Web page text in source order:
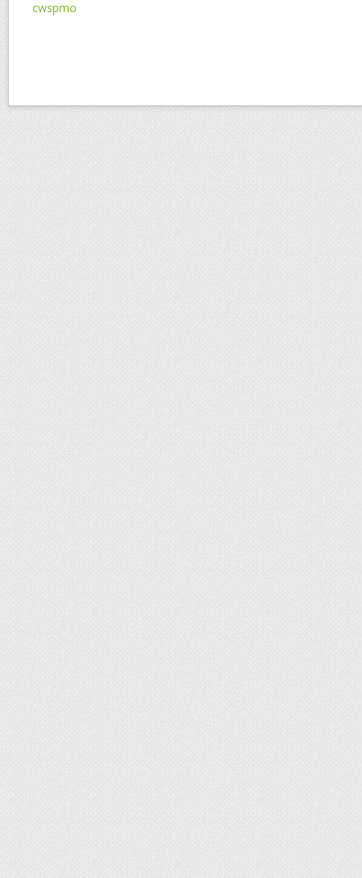
cwspmo